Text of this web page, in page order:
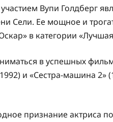
Вупи Голдберг
Сели. Ее мощное и
в категории «Лучшая
в успешных
и «Сестра-машина 2»
признание актриса